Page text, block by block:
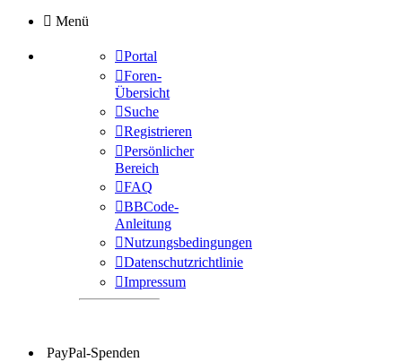
Menü
Portal
Foren-
Übersicht
Suche
Registrieren
Persönlicher
Bereich
FAQ
BBCode-
Anleitung
Nutzungsbedingungen
Datenschutzrichtlinie
Impressum
PayPal-Spenden